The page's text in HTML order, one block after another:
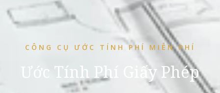
CÔNG CỤ ƯỚC TÍNH PHÍ MIỄN PHÍ
Ước Tính Phí Giấy Phép